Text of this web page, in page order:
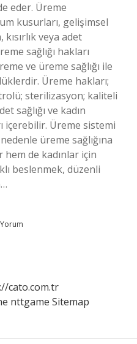
eder. Üreme
kusurları, gelişimsel
veya adet
sağlığı hakları
ve üreme sağlığı ile
Üreme hakları;
sterilizasyon; kaliteli
sağlığı ve kadın
içerebilir. Üreme sistemi
üreme sağlığına
de kadınlar için
beslenmek, düzenli
cato.com.tr
nttgame Sitemap